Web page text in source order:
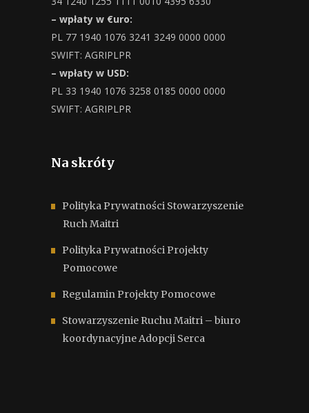
– wpłaty w €uro:
PL 77 1940 1076 3241 3249 0000 0000
SWIFT: AGRIPLPR
– wpłaty w USD:
PL 33 1940 1076 3258 0185 0000 0000
SWIFT: AGRIPLPR
Na skróty
Polityka Prywatności Stowarzyszenie
Ruch Maitri
Polityka Prywatności Projekty
Pomocowe
Regulamin Projekty Pomocowe
Stowarzyszenie Ruchu Maitri – biuro
koordynacyjne Adopcji Serca